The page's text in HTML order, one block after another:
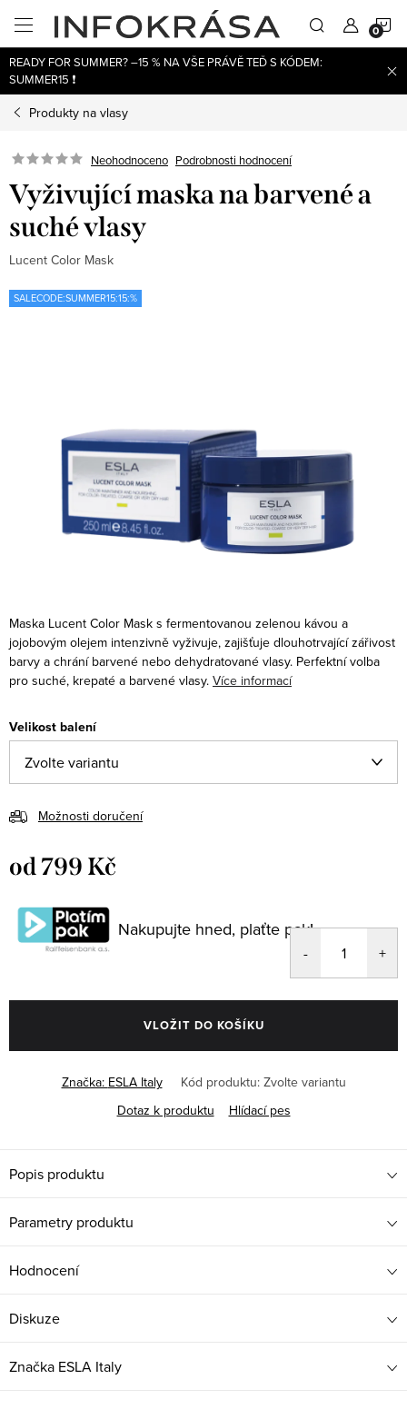
obsah
READY FOR SUMMER? –15 % NA VŠE PRÁVĚ TEĎ S KÓDEM:
SUMMER15 ❗
Produkty na vlasy
Neohodnoceno Podrobnosti hodnocení
Vyživující maska na barvené a
suché vlasy
Lucent Color Mask
SALECODE:SUMMER15:15:%
Maska Lucent Color Mask s fermentovanou zelenou kávou a
jojobovým olejem intenzivně vyživuje, zajišťuje dlouhotrvající zářivost
barvy a chrání barvené nebo dehydratované vlasy. Perfektní volba
pro suché, krepaté a barvené vlasy. Více informací
Velikost balení
Možnosti doručení
od799 Kč
cena:
Nakupujte hned, plaťte pak!
VLOŽIT DO KOŠÍKU
Značka: ESLA Italy Kód produktu: Zvolte variantu
Dotaz k produktu
Hlídací pes
Popis produktu
Parametry produktu
Hodnocení
Diskuze
Značka ESLA Italy